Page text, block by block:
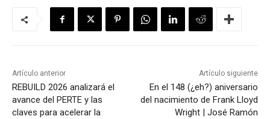
Artículo anterior
REBUILD 2026 analizará el
avance del PERTE y las
claves para acelerar la
Artículo siguiente
En el 148 (¿eh?) aniversario
del nacimiento de Frank Lloyd
Wright | José Ramón